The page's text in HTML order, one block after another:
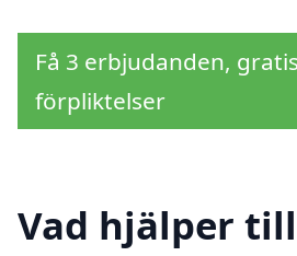
Få 3 erbjudanden,
förpliktelser
Vad hjälper